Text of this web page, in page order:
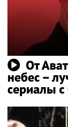
От
небес –
сериалы